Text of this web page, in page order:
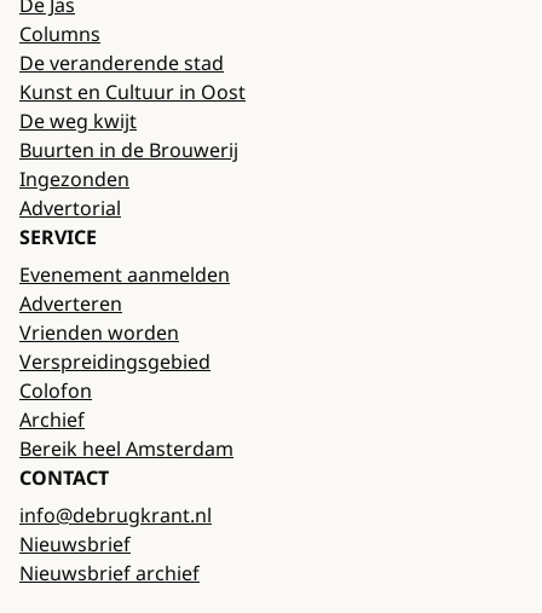
De Jas
Columns
De veranderende stad
Kunst en Cultuur in Oost
De weg kwijt
Buurten in de Brouwerij
Ingezonden
Advertorial
SERVICE
Evenement aanmelden
Adverteren
Vrienden worden
Verspreidingsgebied
Colofon
Archief
Bereik heel Amsterdam
CONTACT
info@debrugkrant.nl
Nieuwsbrief
Nieuwsbrief archief